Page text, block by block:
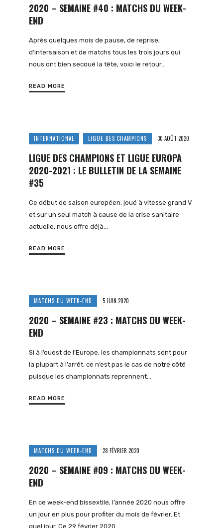
2020 – SEMAINE #40 : MATCHS DU WEEK-
END
Après quelques mois de pause, de reprise,
d’intersaison et de matchs tous les trois jours qui
nous ont bien secoué la tête, voici le retour…
READ MORE
INTERNATIONAL LIGUE DES CHAMPIONS 30 AOÛT 2020
LIGUE DES CHAMPIONS ET LIGUE EUROPA
2020-2021 : LE BULLETIN DE LA SEMAINE
#35
Ce début de saison européen, joué à vitesse grand V
et sur un seul match à cause de la crise sanitaire
actuelle, nous offre déjà…
READ MORE
MATCHS DU WEEK-END 5 JUIN 2020
2020 – SEMAINE #23 : MATCHS DU WEEK-
END
Si à l’ouest de l’Europe, les championnats sont pour
la plupart à l’arrêt, ce n’est pas le cas de notre côté
puisque les championnats reprennent…
READ MORE
MATCHS DU WEEK-END 28 FÉVRIER 2020
2020 – SEMAINE #09 : MATCHS DU WEEK-
END
En ce week-end bissextile, l’année 2020 nous offre
un jour en plus pour profiter du mois de février. Et
quel jour. Ce 29 février 2020…